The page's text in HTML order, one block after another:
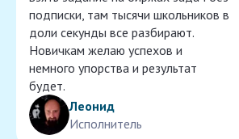
подписки, там тысячи школьников в
доли секунды все разбирают.
Новичкам желаю успехов и
немного упорства и результат
будет.
Леонид
Исполнитель